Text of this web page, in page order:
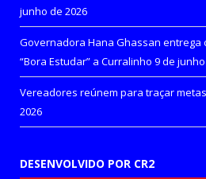
junho de 2026
Governadora Hana Ghassan entrega
“Bora Estudar” a Curralinho 9 de
Vereadores reúnem para traçar
2026
DESENVOLVIDO POR CR2